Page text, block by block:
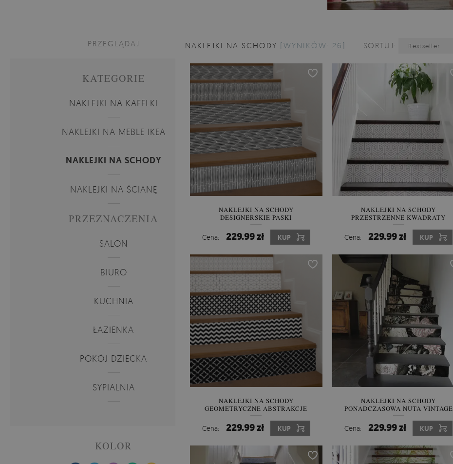
PRZEGLĄDAJ
KATEGORIE
NAKLEJKI NA KAFELKI
NAKLEJKI NA MEBLE IKEA
NAKLEJKI NA SCHODY
NAKLEJKI NA ŚCIANĘ
PRZEZNACZENIA
SALON
BIURO
KUCHNIA
ŁAZIENKA
POKÓJ DZIECKA
SYPIALNIA
KOLOR
NAKLEJKI NA SCHODY [WYNIKÓW: 26] SORTUJ: Bestseller
NAKLEJKI NA SCHODY
DESIGNERSKIE PASKI
Cena: 229.99 zł KUP
NAKLEJKI NA SCHODY
PRZESTRZENNE KWADRATY
Cena: 229.99 zł KUP
NAKLEJKI NA SCHODY
GEOMETRYCZNE ABSTRAKCJE
Cena: 229.99 zł KUP
NAKLEJKI NA SCHODY
PONADCZASOWA NUTA VINTAGE
Cena: 229.99 zł KUP